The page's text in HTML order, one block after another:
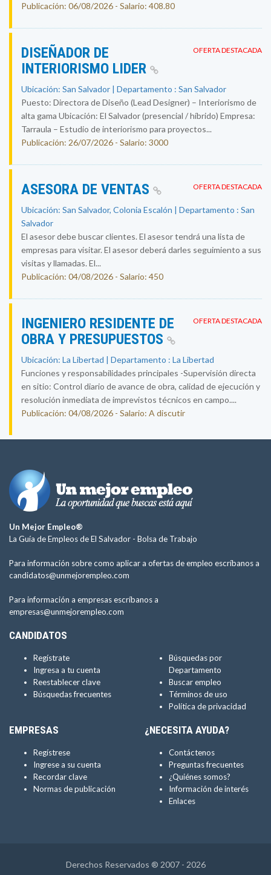
Publicación: 06/08/2026 - Salario: 408.80
OFERTA DESTACADA
DISEÑADOR DE
INTERIORISMO LIDER
Ubicación: San Salvador | Departamento : San Salvador
Puesto: Directora de Diseño (Lead Designer) – Interiorismo de
alta gama Ubicación: El Salvador (presencial / híbrido) Empresa:
Tarraula – Estudio de interiorismo para proyectos...
Publicación: 26/07/2026 - Salario: 3000
OFERTA DESTACADA
ASESORA DE VENTAS
Ubicación: San Salvador, Colonia Escalón | Departamento : San
Salvador
El asesor debe buscar clientes. El asesor tendrá una lista de
empresas para visitar. El asesor deberá darles seguimiento a sus
visitas y llamadas. El...
Publicación: 04/08/2026 - Salario: 450
OFERTA DESTACADA
INGENIERO RESIDENTE DE
OBRA Y PRESUPUESTOS
Ubicación: La Libertad | Departamento : La Libertad
Funciones y responsabilidades principales -Supervisión directa
en sitio: Control diario de avance de obra, calidad de ejecución y
resolución inmediata de imprevistos técnicos en campo....
Publicación: 04/08/2026 - Salario: A discutir
Un Mejor Empleo®
La Guía de Empleos de El Salvador - Bolsa de Trabajo
Para información sobre como aplicar a ofertas de empleo escríbanos a
candidatos@unmejorempleo.com
Para información a empresas escríbanos a
empresas@unmejorempleo.com
CANDIDATOS
Regístrate
Ingresa a tu cuenta
Reestablecer clave
Búsquedas frecuentes
Búsquedas por
Departamento
Buscar empleo
Términos de uso
Política de privacidad
EMPRESAS
Regístrese
Ingrese a su cuenta
Recordar clave
Normas de publicación
¿NECESITA AYUDA?
Contáctenos
Preguntas frecuentes
¿Quiénes somos?
Información de interés
Enlaces
Derechos Reservados ® 2007 - 2026